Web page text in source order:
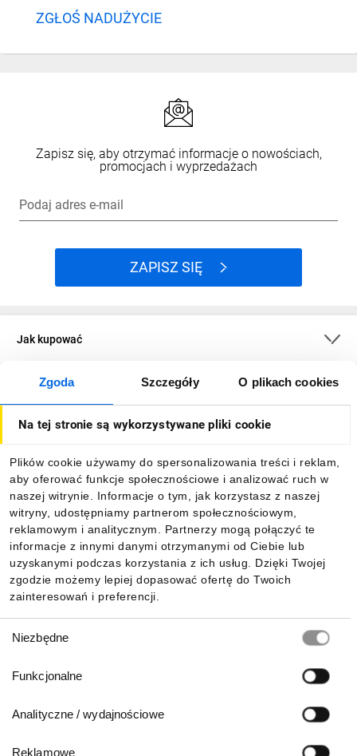
Zgoda Szczegóły O plikach cookies
Na tej stronie są wykorzystywane pliki cookie
Plików cookie używamy do spersonalizowania treści i reklam,
aby oferować funkcje społecznościowe i analizować ruch w
naszej witrynie. Informacje o tym, jak korzystasz z naszej
witryny, udostępniamy partnerom społecznościowym,
reklamowym i analitycznym. Partnerzy mogą połączyć te
informacje z innymi danymi otrzymanymi od Ciebie lub
uzyskanymi podczas korzystania z ich usług. Dzięki Twojej
zgodzie możemy lepiej dopasować ofertę do Twoich
zainteresowań i preferencji.
zgody
Niezbędne
Funkcjonalne
Analityczne / wydajnościowe
Reklamowe
ZGŁOŚ NADUŻYCIE
Zapisz się, aby otrzymać informacje o nowościach,
promocjach i wyprzedażach
Podaj adres e-mail
ZAPISZ SIĘ
Jak kupować
O firmie
Informacje
Pobierz naszą aplikację mobilną: